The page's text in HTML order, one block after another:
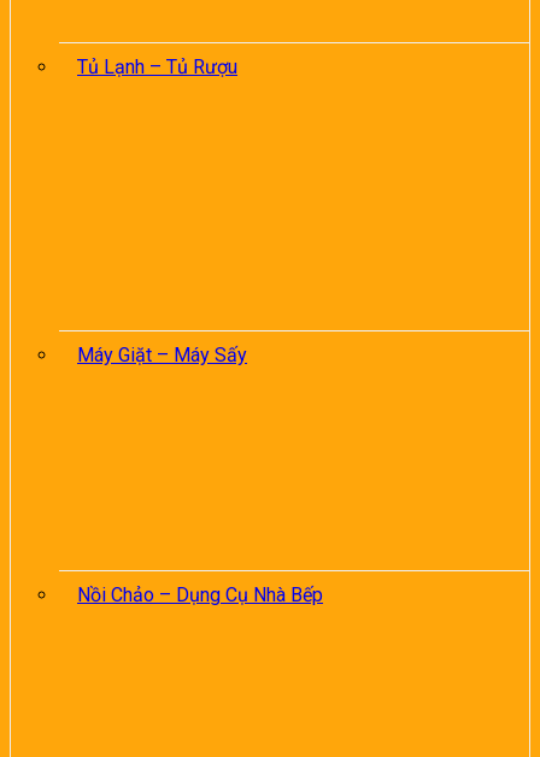
Tủ Lạnh – Tủ Rượu
Máy Giặt – Máy Sấy
Nồi Chảo – Dụng Cụ Nhà Bếp